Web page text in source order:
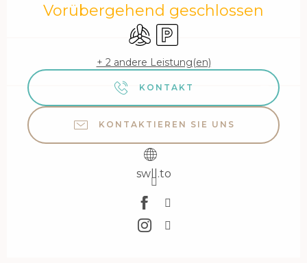
Vorübergehend geschlossen
Klimaanlage
Parkplatz
+ 2 andere Leistung(en)
KONTAKT
KONTAKTIEREN SIE UNS
swll.to